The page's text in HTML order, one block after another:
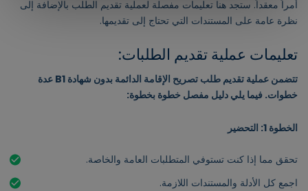
أمراً معقداً. ستجد هنا تعليمات مفصلة لعملية تقديم الطلب بالإضافة إلى
نظرة عامة على المستندات التي تحتاج إلى تقديمها.
تعليمات عملية تقديم الطلبات:
تتضمن عملية تقديم طلب تصريح الإقامة الدائمة بدون شهادة B1 عدة
خطوات. فيما يلي دليل مفصل خطوة بخطوة:
الخطوة 1: التحضير
تحقق مما إذا كنت تستوفي المتطلبات العامة والخاصة.
اجمع كل الأدلة والمستندات اللازمة.